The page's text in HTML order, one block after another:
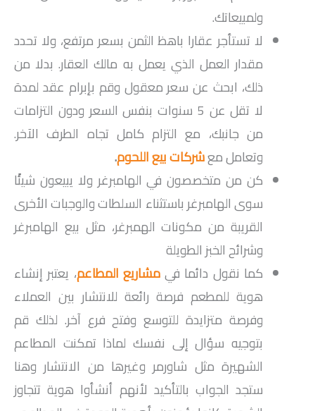
ولمبيعاتك.
لا تستأجر عقارا باهظ الثمن بسعر مرتفع، ولا تحدد
مقدار العمل الذي يعمل به مالك العقار. بدلا من
ذلك، ابحث عن سعر معقول وقم بإبرام عقد لمدة
لا تقل عن 5 سنوات بنفس السعر ودون التزامات
من جانبك، مع التزام كامل تجاه الطرف الآخر.
وتعامل معشركات بيع اللحوم.
كن من متخصصون في الهامبرغر ولا يبيعون شيئًا
سوى الهامبرغر باستثناء السلطات والوجبات الأخرى
القريبة من مكونات الهمبرغر، مثل بيع الهامبرغر
وشرائح الخبز الطويلة
كما نقول دائما فيمشاريع المطاعم، يعتبر إنشاء
هوية للمطعم فرصة رائعة للانتشار بين العملاء
وفرصة متزايدة للتوسع وفتح فرع آخر. لذلك قم
بتوجيه سؤال إلى نفسك لماذا تمكنت المطاعم
الشهيرة مثل شاورمر وغيرها من الانتشار وهنا
ستجد الجواب بالتأكيد لأنهم أنشأوا هوية تتجاوز